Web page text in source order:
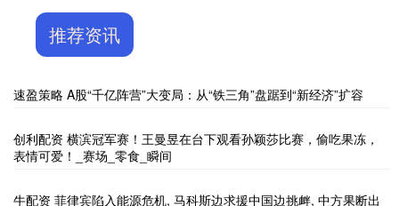
推荐资讯
速盈策略 A股“千亿阵营”大变局：从“铁三角”盘踞到“新经济”扩容
创利配资 横滨冠军赛！王曼昱在台下观看孙颖莎比赛，偷吃果冻，
表情可爱！_赛场_零食_瞬间
牛配资 菲律宾陷入能源危机, 马科斯边求援中国边挑衅, 中方果断出